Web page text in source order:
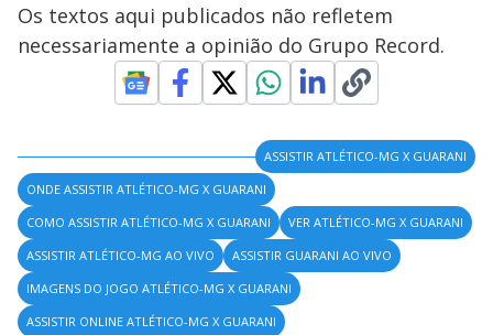
Os textos aqui publicados não refletem
necessariamente a opinião do Grupo Record.
ASSISTIR ATLÉTICO-MG X GUARANI
ONDE ASSISTIR ATLÉTICO-MG X GUARANI
COMO ASSISTIR ATLÉTICO-MG X GUARANI
VER ATLÉTICO-MG X GUARANI
ASSISTIR ATLÉTICO-MG AO VIVO
ASSISTIR GUARANI AO VIVO
IMAGENS DO JOGO ATLÉTICO-MG X GUARANI
ASSISTIR ONLINE ATLÉTICO-MG X GUARANI